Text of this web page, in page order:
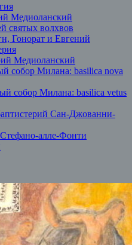
Медиоланский
святых волхвов
Гонорат и Евгений
Медиоланский
собор Милана: basilica nova
собор Милана: basilica vetus
Сан-Джованни-
алле-Фонти